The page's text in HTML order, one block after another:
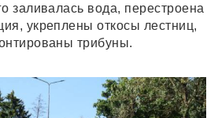
заливалась вода, перестроена
укреплены откосы лестниц,
трибуны.